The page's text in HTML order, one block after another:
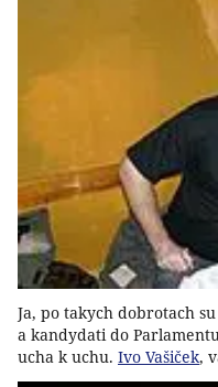
Ja, po takych dobrotach
a kandydati do
ucha k uchu. Ivo Vašiček,